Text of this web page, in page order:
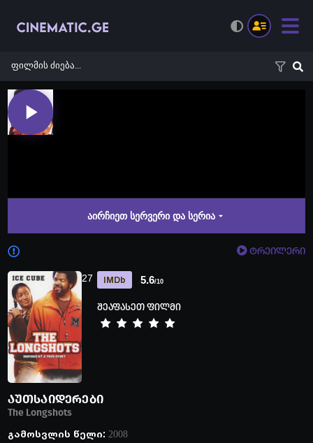
აირჩიეთ სერვერი და სერია
ტრეილერი
IMDb 5.6/10
შეაფასეთ ფილმი
27
აუთსაიდერები
The Longshots
გამოსვლის წელი: 2008